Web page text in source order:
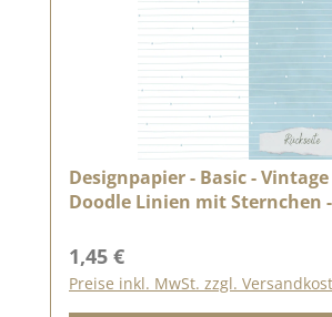
Designpapier - Basic -
Doodle Linien mit Sternchen -
Regulärer Preis:
1,45 €
Preise inkl. MwSt. zzgl.